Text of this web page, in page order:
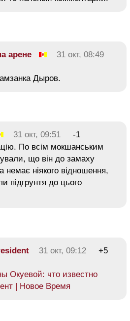
арене
31 окт, 08:49
Дыров.
31 окт, 09:51
-1
По всім мокшанським
що він до замаху
немає ніякого відношення,
підгрунтя до цього
31 окт, 09:12 +5
Окуевой: что известно
| Новое Время